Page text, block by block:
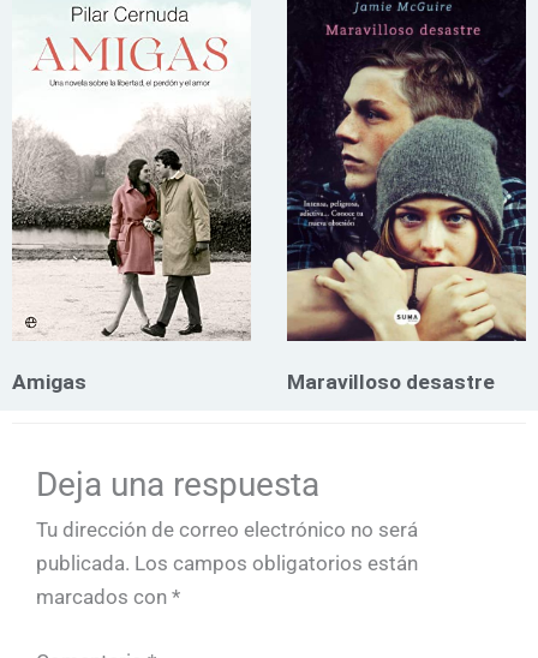
Amigas Maravilloso desastre
Deja una respuesta
Tu dirección de correo electrónico no será
publicada. Los campos obligatorios están
marcados con *